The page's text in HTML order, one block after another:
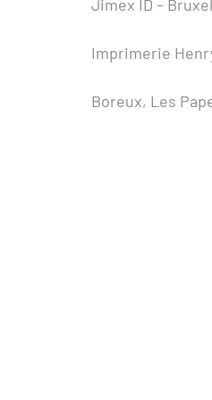
Jimex ID –
Imprimerie
Boreux, Les